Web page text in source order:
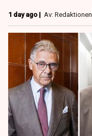
1 day ago | Av: Redaktionen